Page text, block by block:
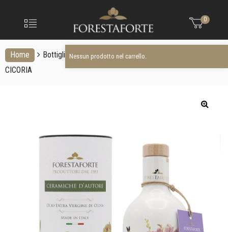
Menu
extravergine
0
Nessun prodotto nel carrello.
Home Bottiglie in ceramica
Bottiglia in ceramica disegno
CICORIA
Nessun prodotto nel carrello.